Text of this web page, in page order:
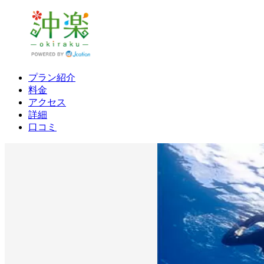
プラン紹介
料金
アクセス
詳細
口コミ